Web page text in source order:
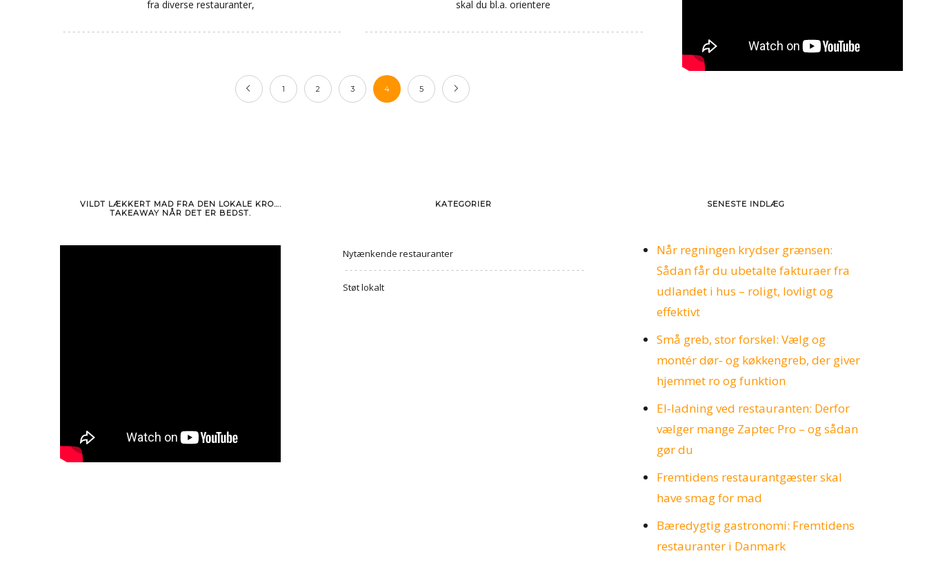
fra diverse restauranter,
skal du bl.a. orientere
1 2 3 4 5
VILDT LÆKKERT MAD FRA DEN LOKALE KRO….
TAKEAWAY NÅR DET ER BEDST.
KATEGORIER
Nytænkende restauranter
Støt lokalt
SENESTE INDLÆG
Når regningen krydser grænsen:
Sådan får du ubetalte fakturaer fra
udlandet i hus – roligt, lovligt og
effektivt
Små greb, stor forskel: Vælg og
montér dør‑ og køkkengreb, der giver
hjemmet ro og funktion
El‑ladning ved restauranten: Derfor
vælger mange Zaptec Pro – og sådan
gør du
Fremtidens restaurantgæster skal
have smag for mad
Bæredygtig gastronomi: Fremtidens
restauranter i Danmark